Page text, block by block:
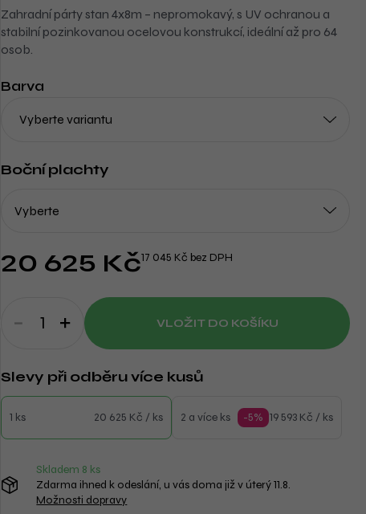
Zahradní párty stan 4x8m – nepromokavý, s UV ochranou a
stabilní pozinkovanou ocelovou konstrukcí, ideální až pro 64
osob.
Barva
Boční plachty
20 625 Kč17 045 Kč bez DPH
VLOŽIT DO KOŠÍKU
Slevy při odběru více kusů
1 ks 20 625 Kč / ks -5%
2 a více ks 19 593 Kč / ks
Skladem 8 ks
Zdarma ihned k odeslání, u vás doma již v úterý 11.8.
Možnosti dopravy